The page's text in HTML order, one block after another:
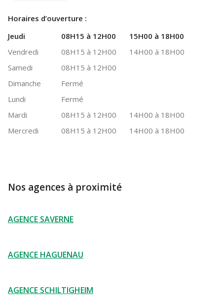
Horaires d’ouverture :
Jeudi
08H15 à 12H00
15H00 à 18H00
Vendredi
08H15 à 12H00
14H00 à 18H00
Samedi
08H15 à 12H00
Dimanche
Fermé
Lundi
Fermé
Mardi
08H15 à 12H00
14H00 à 18H00
Mercredi
08H15 à 12H00 14H00 à 18H00
Nos agences à proximité
AGENCE SAVERNE
AGENCE HAGUENAU
AGENCE SCHILTIGHEIM